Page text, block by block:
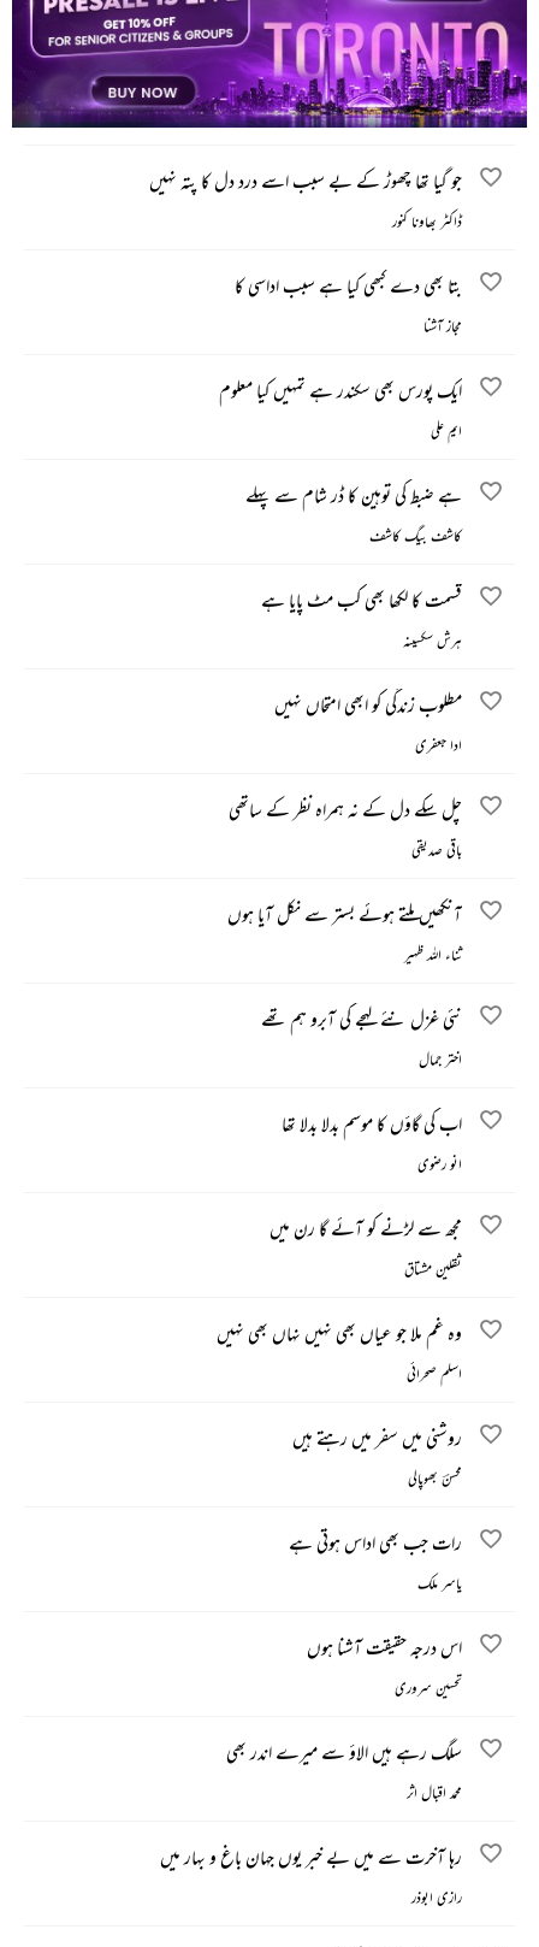
مرتضیٰ برلاس
دل سے اٹھ کے چہرے پر اس قدر ہرا ہوگا
سفیر صدیقی
جو گیا تھا چھوڑ کے بے سبب اسے درد دل کا پتہ نہیں
ڈاکٹر بھاونا کنور
بتا بھی دے کبھی کیا ہے سبب اداسی کا
مجاز آشنا
ایک پورس بھی سکندر ہے تمہیں کیا معلوم
ایم علی
ہے ضبط کی توہین کا ڈر شام سے پہلے
کاشف بیگ کاشف
قسمت کا لکھا بھی کب مٹ پایا ہے
ہرش سکسینہ
مطلوب زندگی کو ابھی امتحاں نہیں
ادا جعفری
چل سکے دل کے نہ ہمراہ نظر کے ساتھی
باقی صدیقی
آنکھیں ملتے ہوئے بستر سے نکل آیا ہوں
ثناء اللہ ظہیر
نئی غزل نئے لہجے کی آبرو ہم تھے
اختر جمال
اب کی گاؤں کا موسم بدلا بدلا تھا
انو رضوی
مجھ سے لڑنے کو آئے گا رن میں
ثقلین مشتاق
وہ غم ملا جو عیاں بھی نہیں نہاں بھی نہیں
اسلم صحرائی
روشنی میں سفر میں رہتے ہیں
محسنؔ بھوپالی
رات جب بھی اداس ہوتی ہے
یاسر ملک
اس درجہ حقیقت آشنا ہوں
تحسین سروری
سلگ رہے ہیں الاؤ سے میرے اندر بھی
محمد اقبال اثر
رہا آخرت سے میں بے خبر یوں جہان باغ و بہار میں
رازی ابوذر